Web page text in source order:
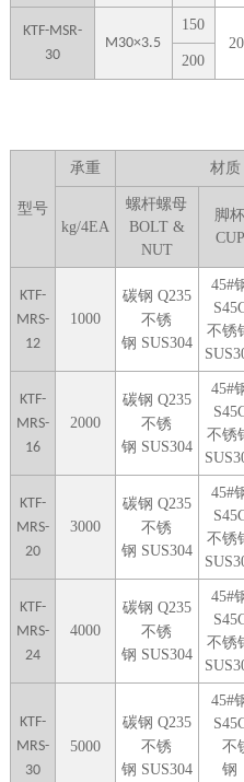
KTF-MSR-
30
M30×3.5
150
20
200
型号
承重 材质
kg/4EA
螺杆螺母
BOLT &
NUT
脚杯
CUP
KTF-
MRS-
12
1000
碳钢 Q235
不锈
钢 SUS304
45#
不锈
KTF-
MRS-
16
2000
碳钢 Q235
不锈
钢 SUS304
45#
不锈
KTF-
MRS-
20
3000
碳钢 Q235
不锈
钢 SUS304
45#
不锈
KTF-
MRS-
24
4000
碳钢 Q235
不锈
钢 SUS304
45#
不锈
KTF-
MRS-
30
5000
碳钢 Q235
不锈
钢 SUS304
45#
不
钢